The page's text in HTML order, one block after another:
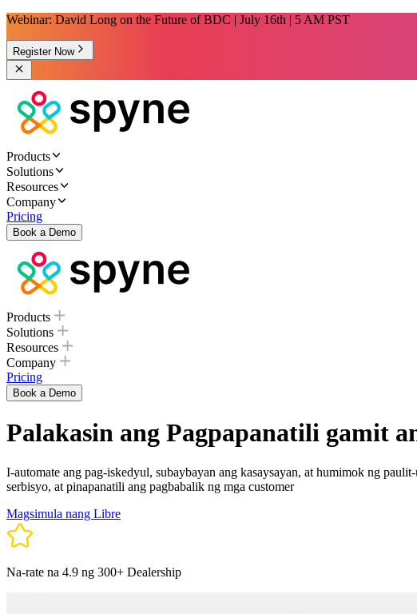
Webinar: David Long on the Future of BDC | July 16th | 5 AM PST
Register Now
Products
Solutions
Resources
Company
Pricing
Book a Demo
Products
Solutions
Resources
Company
Pricing
Book a Demo
Palakasin ang Pagpapanatili gamit
I-automate ang pag-iskedyul, subaybayan ang kasaysayan, at humimok ng
serbisyo, at pinapanatili ang pagbabalik ng mga customer
Magsimula nang Libre
Na-rate na 4.9 ng 300+ Dealership